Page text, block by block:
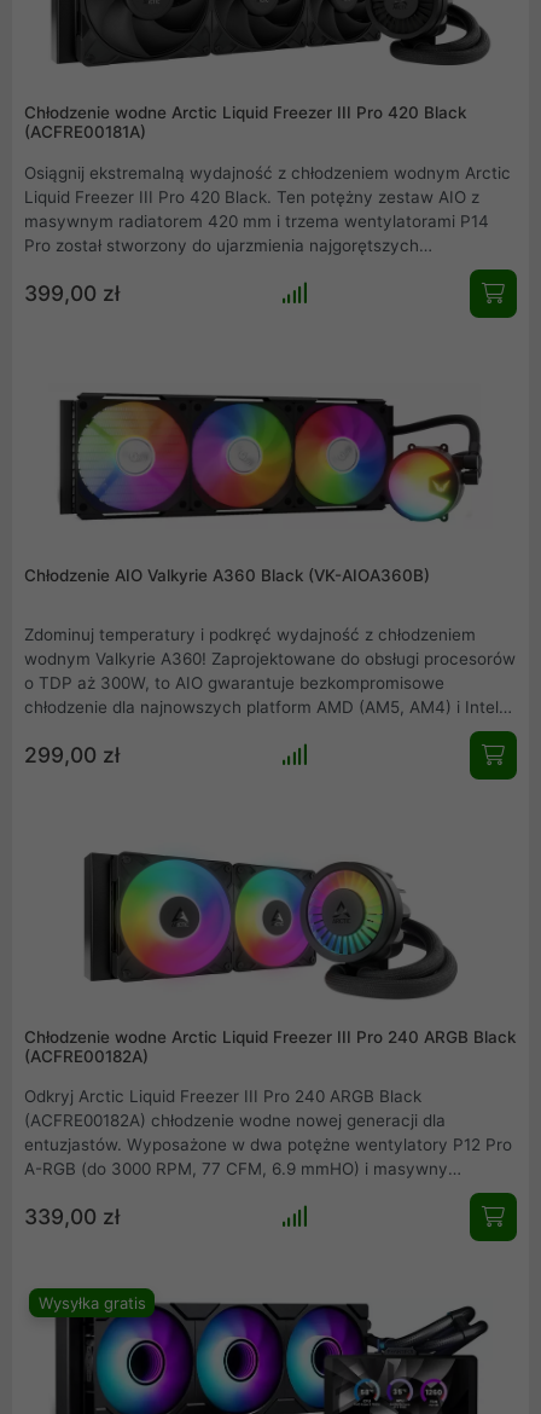
Chłodzenie wodne Arctic Liquid Freezer III Pro 420 Black
(ACFRE00181A)
Osiągnij ekstremalną wydajność z chłodzeniem wodnym Arctic
Liquid Freezer III Pro 420 Black. Ten potężny zestaw AIO z
masywnym radiatorem 420 mm i trzema wentylatorami P14
Pro został stworzony do ujarzmienia najgorętszych
procesorów. Innowacyjny wentylator VRM aktywnie chłodzi
sekcję zasilania płyty głównej, gwarantując absolutną
399,00 zł
Chłodzenie AIO Valkyrie A360 Black (VK-AIOA360B)
Zdominuj temperatury i podkręć wydajność z chłodzeniem
wodnym Valkyrie A360! Zaprojektowane do obsługi procesorów
o TDP aż 300W, to AIO gwarantuje bezkompromisowe
chłodzenie dla najnowszych platform AMD (AM5, AM4) i Intel
(1851, 1700, 1200, 1151). Potężny radiator 360mm, trzy ciche
wentylatory Valkyrie A12 A-RGB PWM (do 1800 RPM, 69 CFM) i
regulowana pompa PWM zapewniają optymalne warunki pracy.
299,00 zł
Chłodzenie wodne Arctic Liquid Freezer III Pro 240 ARGB Black
(ACFRE00182A)
Odkryj Arctic Liquid Freezer III Pro 240 ARGB Black
(ACFRE00182A) chłodzenie wodne nowej generacji dla
entuzjastów. Wyposażone w dwa potężne wentylatory P12 Pro
A-RGB (do 3000 RPM, 77 CFM, 6.9 mmHO) i masywny
aluminiowy radiator 240mm o grubości 38mm, gwarantuje
bezkompromisową wydajność chłodzenia. Innowacyjne,
aktywne chłodzenie VRM, dołączona pasta MX-6, efektowne
(450mm).
339,00 zł
Wysyłka gratis